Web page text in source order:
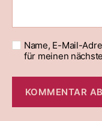
Name, E-Mail-
für meinen